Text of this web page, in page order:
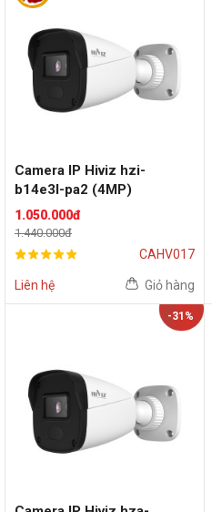
Camera IP Hiviz hzi-
b14e3l-pa2 (4MP)
1.050.000đ
1.440.000đ
CAHV017
Liên hệ Giỏ hàng
-31%